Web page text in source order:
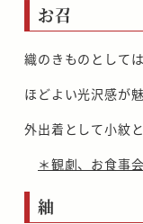
お召
織のきものとして
ほどよい光沢感が
外出着として小紋
＊観劇、お食事
紬